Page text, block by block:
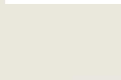
こう。 そもそも『セパレートハンドル